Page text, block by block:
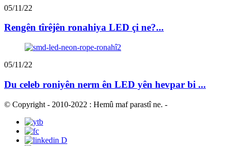
05/11/22
Rengên tîrêjên ronahiya LED çi ne?...
05/11/22
Du celeb roniyên nerm ên LED yên hevpar bi ...
© Copyright - 2010-2022 : Hemû maf parastî ne. -